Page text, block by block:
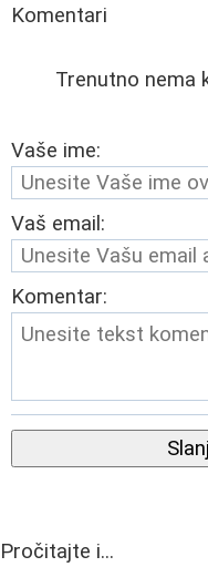
Komentari
Trenutno nema
Vaše ime:
Vaš email:
Komentar:
Pročitajte i...